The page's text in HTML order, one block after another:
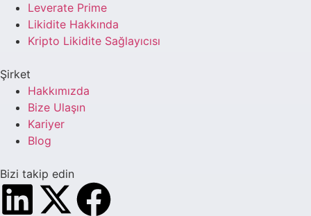
Leverate Prime
Likidite Hakkında
Kripto Likidite Sağlayıcısı
Şirket
Hakkımızda
Bize Ulaşın
Kariyer
Blog
Bizi takip edin